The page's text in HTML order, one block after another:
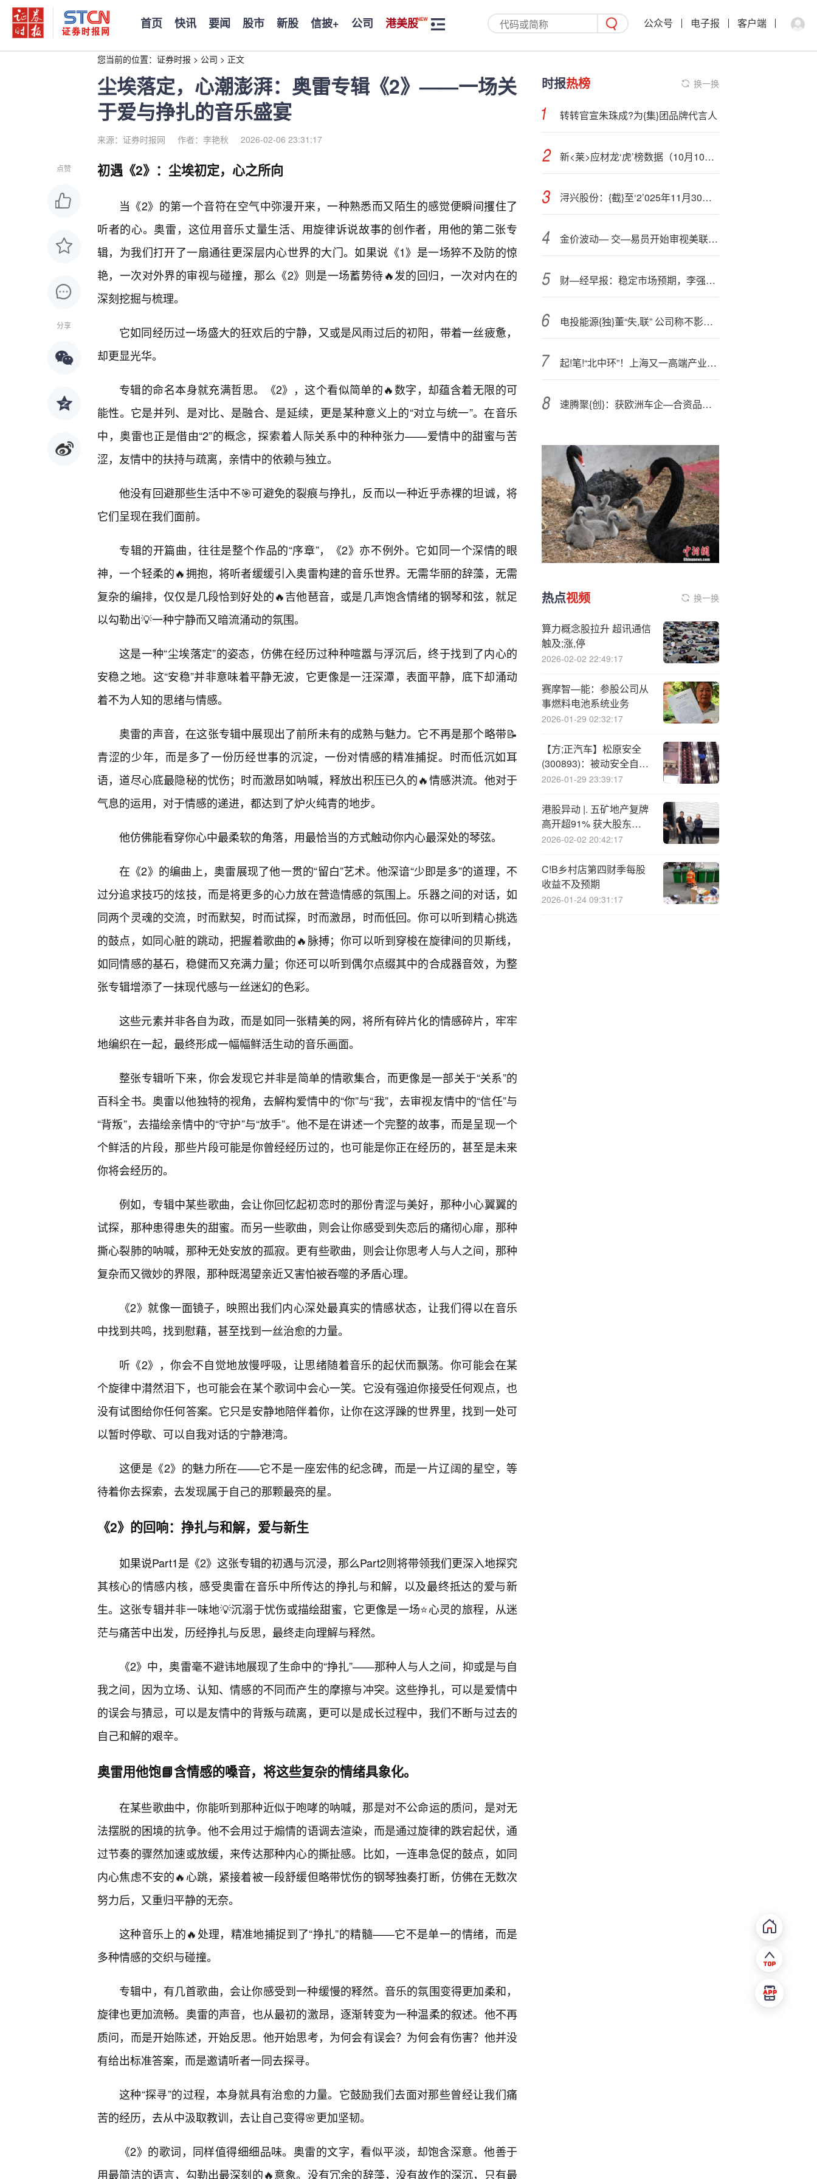
首页 快讯 要闻 股市 新股 信披+ 公司 港美股 公众号 电子报 客户端
您当前的位置： 证券时报 > 公司 > 正文
尘埃落定，心潮澎湃：奥雷专辑《2》——一场关
于爱与挣扎的音乐盛宴
来源：证券时报网 作者：李艳秋 2026-02-06 23:31:17
点赞
分享
初遇《2》：尘埃初定，心之所向
当《2》的第一个音符在空气中弥漫开来，一种熟悉而又陌生的感觉便瞬间攫住了
听者的心。奥雷，这位用音乐丈量生活、用旋律诉说故事的创作者，用他的第二张专
辑，为我们打开了一扇通往更深层内心世界的大门。如果说《1》是一场猝不及防的惊
艳，一次对外界的审视与碰撞，那么《2》则是一场蓄势待🔥发的回归，一次对内在的
深刻挖掘与梳理。
它如同经历过一场盛大的狂欢后的宁静，又或是风雨过后的初阳，带着一丝疲惫，
却更显光华。
专辑的命名本身就充满哲思。《2》，这个看似简单的🔥数字，却蕴含着无限的可
能性。它是并列、是对比、是融合、是延续，更是某种意义上的“对立与统一”。在音乐
中，奥雷也正是借由“2”的概念，探索着人际关系中的种种张力——爱情中的甜蜜与苦
涩，友情中的扶持与疏离，亲情中的依赖与独立。
他没有回避那些生活中不🎯可避免的裂痕与挣扎，反而以一种近乎赤裸的坦诚，将
它们呈现在我们面前。
专辑的开篇曲，往往是整个作品的“序章”，《2》亦不例外。它如同一个深情的眼
神，一个轻柔的🔥拥抱，将听者缓缓引入奥雷构建的音乐世界。无需华丽的辞藻，无需
复杂的编排，仅仅是几段恰到好处的🔥吉他琶音，或是几声饱含情绪的钢琴和弦，就足
以勾勒出💡一种宁静而又暗流涌动的氛围。
这是一种“尘埃落定”的姿态，仿佛在经历过种种喧嚣与浮沉后，终于找到了内心的
安稳之地。这“安稳”并非意味着平静无波，它更像是一汪深潭，表面平静，底下却涌动
着不为人知的思绪与情感。
奥雷的声音，在这张专辑中展现出了前所未有的成熟与魅力。它不再是那个略带📝
青涩的少年，而是多了一份历经世事的沉淀，一份对情感的精准捕捉。时而低沉如耳
语，道尽心底最隐秘的忧伤；时而激昂如呐喊，释放出积压已久的🔥情感洪流。他对于
气息的运用，对于情感的递进，都达到了炉火纯青的地步。
他仿佛能看穿你心中最柔软的角落，用最恰当的方式触动你内心最深处的琴弦。
在《2》的编曲上，奥雷展现了他一贯的“留白”艺术。他深谙“少即是多”的道理，不
过分追求技巧的炫技，而是将更多的心力放在营造情感的氛围上。乐器之间的对话，如
同两个灵魂的交流，时而默契，时而试探，时而激昂，时而低回。你可以听到精心挑选
的鼓点，如同心脏的跳动，把握着歌曲的🔥脉搏；你可以听到穿梭在旋律间的贝斯线，
如同情感的基石，稳健而又充满力量；你还可以听到偶尔点缀其中的合成器音效，为整
张专辑增添了一抹现代感与一丝迷幻的色彩。
这些元素并非各自为政，而是如同一张精美的网，将所有碎片化的情感碎片，牢牢
地编织在一起，最终形成一幅幅鲜活生动的音乐画面。
整张专辑听下来，你会发现它并非是简单的情歌集合，而更像是一部关于“关系”的
百科全书。奥雷以他独特的视角，去解构爱情中的“你”与“我”，去审视友情中的“信任”与
“背叛”，去描绘亲情中的“守护”与“放手”。他不是在讲述一个完整的故事，而是呈现一个
个鲜活的片段，那些片段可能是你曾经经历过的，也可能是你正在经历的，甚至是未来
你将会经历的。
例如，专辑中某些歌曲，会让你回忆起初恋时的那份青涩与美好，那种小心翼翼的
试探，那种患得患失的甜蜜。而另一些歌曲，则会让你感受到失恋后的痛彻心扉，那种
撕心裂肺的呐喊，那种无处安放的孤寂。更有些歌曲，则会让你思考人与人之间，那种
复杂而又微妙的界限，那种既渴望亲近又害怕被吞噬的矛盾心理。
《2》就像一面镜子，映照出我们内心深处最真实的情感状态，让我们得以在音乐
中找到共鸣，找到慰藉，甚至找到一丝治愈的力量。
听《2》，你会不自觉地放慢呼吸，让思绪随着音乐的起伏而飘荡。你可能会在某
个旋律中潸然泪下，也可能会在某个歌词中会心一笑。它没有强迫你接受任何观点，也
没有试图给你任何答案。它只是安静地陪伴着你，让你在这浮躁的世界里，找到一处可
以暂时停歇、可以自我对话的宁静港湾。
这便是《2》的魅力所在——它不是一座宏伟的纪念碑，而是一片辽阔的星空，等
待着你去探索，去发现属于自己的那颗最亮的星。
《2》的回响：挣扎与和解，爱与新生
如果说Part1是《2》这张专辑的初遇与沉浸，那么Part2则将带领我们更深入地探究
其核心的情感内核，感受奥雷在音乐中所传达的挣扎与和解，以及最终抵达的爱与新
生。这张专辑并非一味地💡沉溺于忧伤或描绘甜蜜，它更像是一场⭐心灵的旅程，从迷
茫与痛苦中出发，历经挣扎与反思，最终走向理解与释然。
《2》中，奥雷毫不避讳地展现了生命中的“挣扎”——那种人与人之间，抑或是与自
我之间，因为立场、认知、情感的不同而产生的摩擦与冲突。这些挣扎，可以是爱情中
的误会与猜忌，可以是友情中的背叛与疏离，更可以是成长过程中，我们不断与过去的
自己和解的艰辛。
奥雷用他饱📘含情感的嗓音，将这些复杂的情绪具象化。
在某些歌曲中，你能听到那种近似于咆哮的呐喊，那是对不公命运的质问，是对无
法摆脱的困境的抗争。他不会用过于煽情的语调去渲染，而是通过旋律的跌宕起伏，通
过节奏的骤然加速或放缓，来传达那种内心的撕扯感。比如，一连串急促的鼓点，如同
内心焦虑不安的🔥心跳，紧接着被一段舒缓但略带忧伤的钢琴独奏打断，仿佛在无数次
努力后，又重归平静的无奈。
这种音乐上的🔥处理，精准地捕捉到了“挣扎”的精髓——它不是单一的情绪，而是
多种情感的交织与碰撞。
专辑中，有几首歌曲，会让你感受到一种缓慢的释然。音乐的氛围变得更加柔和，
旋律也更加流畅。奥雷的声音，也从最初的激昂，逐渐转变为一种温柔的叙述。他不再
质问，而是开始陈述，开始反思。他开始思考，为何会有误会？为何会有伤害？他并没
有给出标准答案，而是邀请听者一同去探寻。
这种“探寻”的过程，本身就具有治愈的力量。它鼓励我们去面对那些曾经让我们痛
苦的经历，去从中汲取教训，去让自己变得🌸更加坚韧。
《2》的歌词，同样值得细细品味。奥雷的文字，看似平淡，却饱含深意。他善于
用最简洁的语言，勾勒出最深刻的🔥意象。没有冗余的辞藻，没有故作的深沉，只有最
时报热榜 换一换
转转官宣朱珠成?为{集}团品牌代言人
新<莱>应材龙‘虎’榜数据（10月10日）
浔兴股份：{截}至‘2’025年11月30日公司股东人数为23975户
金价波动— 交—易员开始审视美联储下个月会否降息
财—经早报：稳定市场预期，李强主持召开国务院第九次全体会议，A股市场高歌猛进盘中刷新多项纪录
电投能源{独}董“失,联” 公司称不影响董事会运作
起!笔!“北中环”！上海又一高端产业集群启动建设
速腾聚{创}：获欧洲车企—合资品牌定点超50万台
热点视频 换一换
算力概念股拉升 超讯通信
触及;涨,停
2026-02-02 22:49:17
赛摩智—能：参股公司从
事燃料电池系统业务
2026-01-29 02:32:17
【方;正汽车】松原安全
(300893)：被动安全自主
新星，国产替代&出海双
2026-01-29 23:39:17
港股异动 |. 五矿地产复牌
高开超91% 获大股东
12.76亿港元提私有化
2026-02-02 20:42:17
C!B乡村店第四财季每股
收益不及预期
2026-01-24 09:31:17